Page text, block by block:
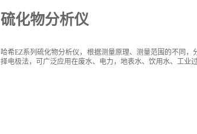
硫化物分析仪
哈希EZ系列硫化物分析仪，根据测量原理、测量范围的不同，
择电极法，可广泛应用在废水、电力，地表水、饮用水、工业过